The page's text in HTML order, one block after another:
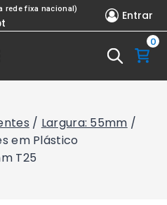
rede fixa nacional) Entrar
0
/ Largura: 55mm /
em Plástico
T25